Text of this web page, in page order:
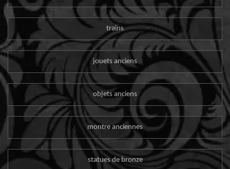
trains
jouets anciens
objets anciens
montre anciennes
statues de bronze